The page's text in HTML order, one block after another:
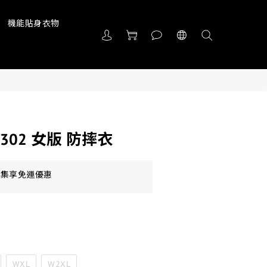
機能貼身衣物
女版 防摔衣
享免運優惠
WXL W2XL